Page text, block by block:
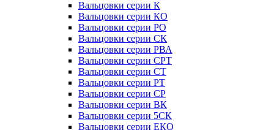
Вальцовки серии К
Вальцовки серии КО
Вальцовки серии РО
Вальцовки серии СК
Вальцовки серии РВА
Вальцовки серии СРТ
Вальцовки серии СТ
Вальцовки серии РТ
Вальцовки серии СР
Вальцовки серии ВК
Вальцовки серии 5СК
Вальцовки серии ЕКО